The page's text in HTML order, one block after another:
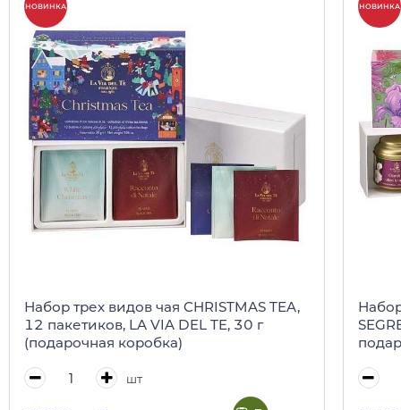
НОВИНКА
Набор трех видов чая CHRISTMAS TEA,
12 пакетиков, LA VIA DEL TE, 30 г
(подарочная коробка)
шт
НОВИНКА